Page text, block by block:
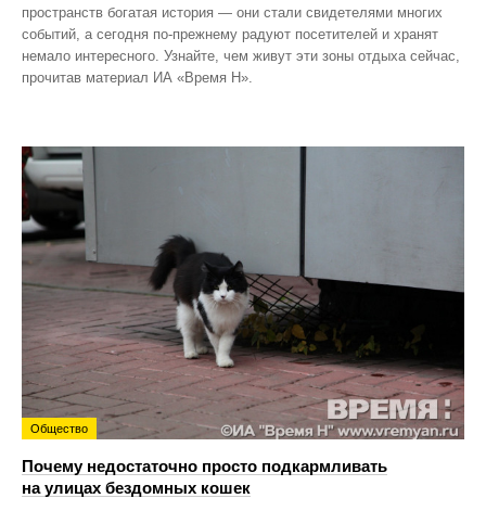
пространств богатая история — они стали свидетелями многих
событий, а сегодня по‑прежнему радуют посетителей и хранят
немало интересного. Узнайте, чем живут эти зоны отдыха сейчас,
прочитав материал ИА «Время Н».
Общество
Почему недостаточно просто подкармливать
на улицах бездомных кошек